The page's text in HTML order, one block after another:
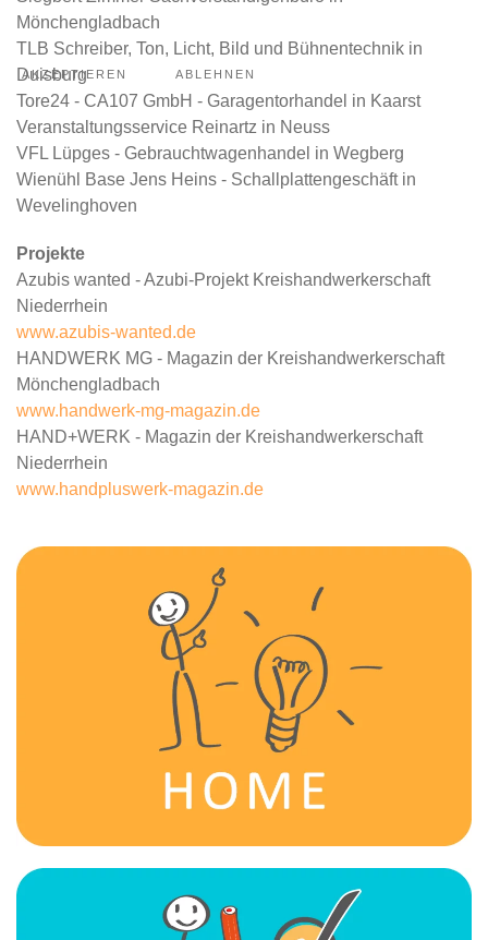
Mönchengladbach
TLB Schreiber, Ton, Licht, Bild und Bühnentechnik in
Duisburg
Tore24 - CA107 GmbH - Garagentorhandel in Kaarst
Veranstaltungsservice Reinartz in Neuss
VFL Lüpges - Gebrauchtwagenhandel in Wegberg
Wienühl Base Jens Heins - Schallplattengeschäft in
Wevelinghoven
Projekte
Azubis wanted - Azubi-Projekt Kreishandwerkerschaft
Niederrhein
www.azubis-wanted.de
HANDWERK MG - Magazin der Kreishandwerkerschaft
Mönchengladbach
www.handwerk-mg-magazin.de
HAND+WERK - Magazin der Kreishandwerkerschaft
Niederrhein
www.handpluswerk-magazin.de
AKZEPTIEREN ABLEHNEN